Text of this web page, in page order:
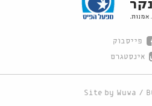
פייסבוק
אינסטגרם
Site by Wuwa /